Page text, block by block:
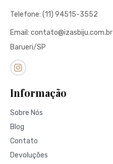
Telefone: (11) 94515-3552
Email: contato@izasbiju.com.br
Barueri/SP
Informação
Sobre Nós
Blog
Contato
Devoluções